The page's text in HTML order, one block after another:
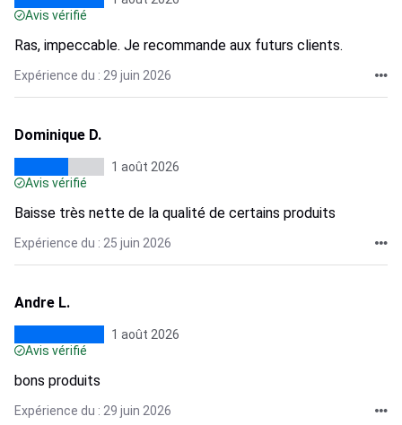
Avis vérifié
Ras, impeccable. Je recommande aux futurs clients.
Expérience du : 29 juin 2026
Dominique D.
1 août 2026
Avis vérifié
Baisse très nette de la qualité de certains produits
Expérience du : 25 juin 2026
Andre L.
1 août 2026
Avis vérifié
bons produits
Expérience du : 29 juin 2026